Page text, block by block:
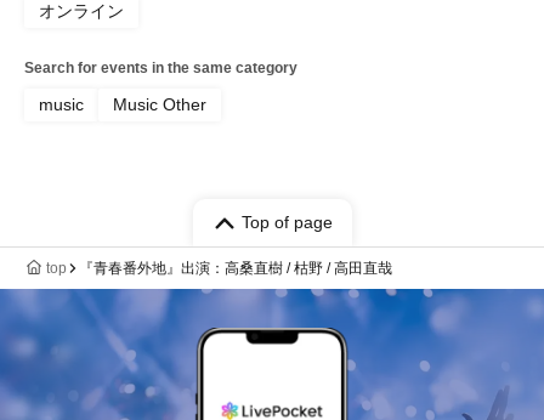
オンライン
Search for events in the same category
music Music Other
Top of page
top 『青春番外地』出演：高桑直樹 / 枯野 / 高田直哉